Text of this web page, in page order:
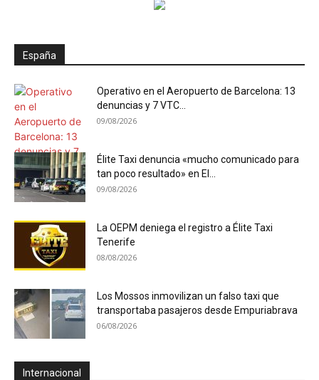
España
Operativo en el Aeropuerto de Barcelona: 13
denuncias y 7 VTC...
09/08/2026
Élite Taxi denuncia «mucho comunicado para
tan poco resultado» en El...
09/08/2026
La OEPM deniega el registro a Élite Taxi
Tenerife
08/08/2026
Los Mossos inmovilizan un falso taxi que
transportaba pasajeros desde Empuriabrava
06/08/2026
Internacional